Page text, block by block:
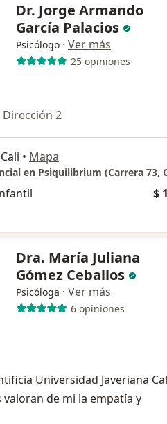
Dr. Jorge Armando
García Palacios
Psicólogo · Ver más
25 opiniones
Dirección 2
• Mapa
$
Dra. María Juliana
Gómez Ceballos
Psicóloga · Ver más
6 opiniones
Universidad Javeriana
valoran de mi la empatía y